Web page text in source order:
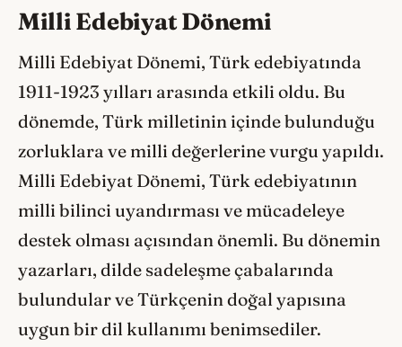
Milli Edebiyat Dönemi
Milli Edebiyat Dönemi, Türk edebiyatında
1911-1923 yılları arasında etkili oldu. Bu
dönemde, Türk milletinin içinde bulunduğu
zorluklara ve milli değerlerine vurgu yapıldı.
Milli Edebiyat Dönemi, Türk edebiyatının
milli bilinci uyandırması ve mücadeleye
destek olması açısından önemli. Bu dönemin
yazarları, dilde sadeleşme çabalarında
bulundular ve Türkçenin doğal yapısına
uygun bir dil kullanımı benimsediler.